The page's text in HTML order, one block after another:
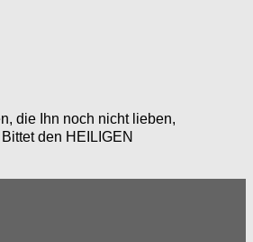
die Ihn noch nicht lieben,
den HEILIGEN